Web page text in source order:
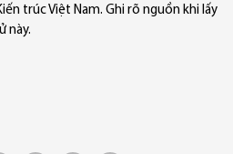
trúc Việt Nam. Ghi rõ nguồn khi lấy
này.